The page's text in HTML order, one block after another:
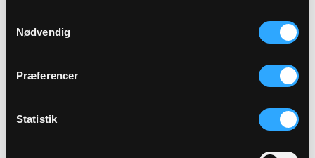
af cookies under "Detaljer" eller ved at klikke videre til
vores Cookiepolitik, som du finder i bunden af vores
Nødvendig
Præferencer
Statistik